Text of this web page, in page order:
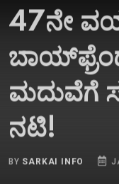
47ನೇ
ಮದುವೆಗೆ
ನಟಿ!